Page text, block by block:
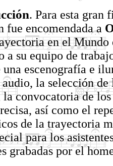
. Para esta gran
fue encomendada a
en el
a su equipo de
una escenografía e
la selección
la convocatoria de
así como el
de la trayectoria
para los
grabadas por el